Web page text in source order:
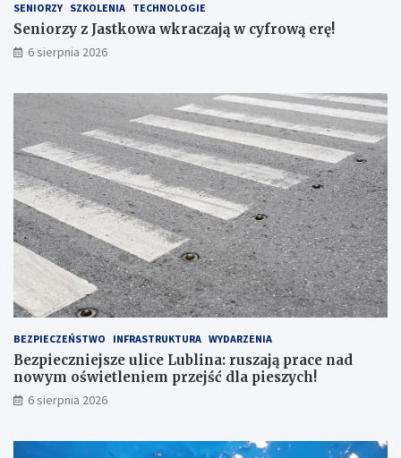
c
z
a
j
w
c
y
f
r
o
w
ą
e
r
ę
u
b
l
i
a
:
r
u
s
z
a
j
ą
p
r
c
e
n
a
d
n
o
SENIORZY SZKOLENIA TECHNOLOGIE
Seniorzy z Jastkowa wkraczają w cyfrową erę!
6 sierpnia 2026
BEZPIECZEŃSTWO INFRASTRUKTURA WYDARZENIA
Bezpieczniejsze ulice Lublina: ruszają prace nad
nowym oświetleniem przejść dla pieszych!
6 sierpnia 2026